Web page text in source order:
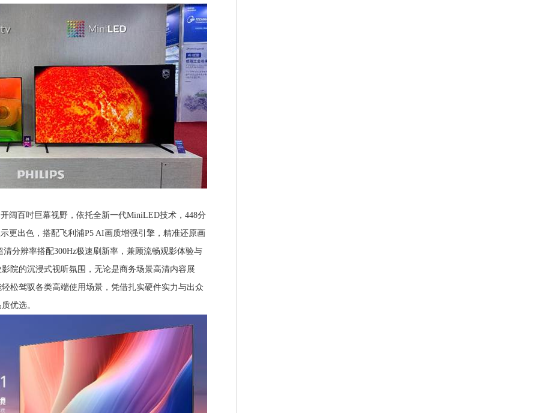
百吋巨幕视野，依托全新一代MiniLED技术，448分
更出色，搭配飞利浦P5 AI画质增强引擎，精准还原画
分辨率搭配300Hz极速刷新率，兼顾流畅观影体验与
院的沉浸式视听氛围，无论是商务场景高清内容展
松驾驭各类高端使用场景，凭借扎实硬件实力与出众
优选。